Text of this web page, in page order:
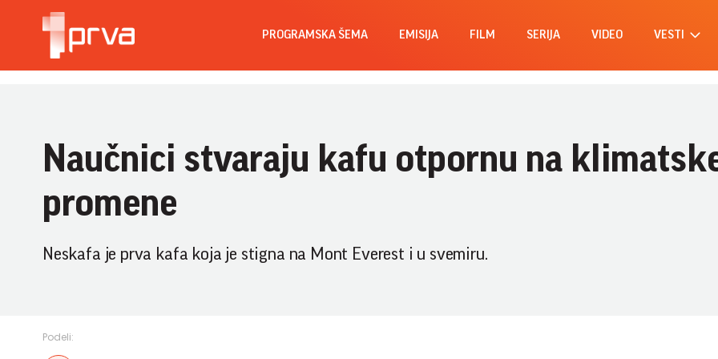
PROGRAMSKA ŠEMA EMISIJA FILM SERIJA VIDEO VESTI
Naučnici stvaraju kafu otpornu na
promene
Neskafa je prva kafa koja je stigna na Mont Everest i u svemiru.
Podeli: